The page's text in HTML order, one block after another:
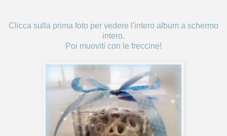
Clicca sulla prima foto per vedere l'intero album a schermo
intero.
Poi muoviti con le freccine!